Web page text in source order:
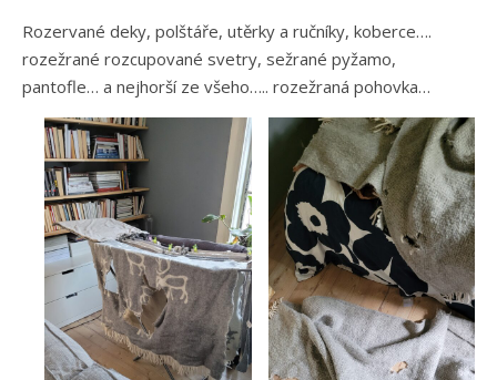
Rozervané deky, polštáře, utěrky a ručníky, koberce….
rozežrané rozcupované svetry, sežrané pyžamo,
pantofle… a nejhorší ze všeho….. rozežraná pohovka…